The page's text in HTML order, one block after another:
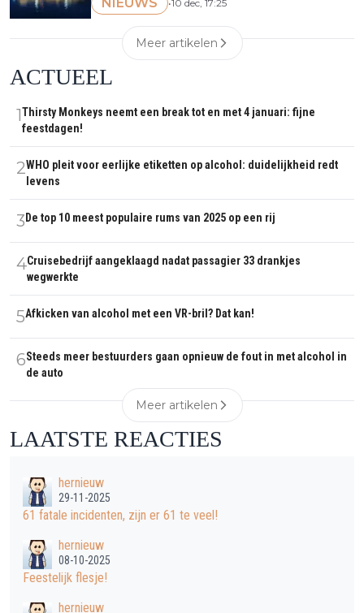
•10 dec, 17:25
Meer artikelen
ACTUEEL
1Thirsty Monkeys neemt een break tot en met 4 januari: fijne
feestdagen!
2WHO pleit voor eerlijke etiketten op alcohol: duidelijkheid redt
levens
3 De top 10 meest populaire rums van 2025 op een rij
4Cruisebedrijf aangeklaagd nadat passagier 33 drankjes
wegwerkte
5Afkicken van alcohol met een VR-bril? Dat kan!
6Steeds meer bestuurders gaan opnieuw de fout in met alcohol in
de auto
Meer artikelen
LAATSTE REACTIES
hernieuw
29-11-2025
61 fatale incidenten, zijn er 61 te veel!
hernieuw
08-10-2025
Feestelijk flesje!
hernieuw